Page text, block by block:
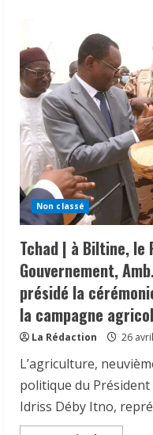
Hadjer-
Lamis
a
le
officiel
de
la
contre
la
été
présidée
par
la
de
la
Mme
Fatimé
Non classé
Tchad | à Biltine,
Gouvernement,
présidé la
la campagne
La Rédaction 26
L’agriculture,
politique du
Idriss Déby Itno,